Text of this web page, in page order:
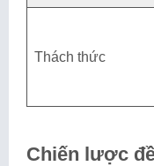
Thách thức
Chiến lược